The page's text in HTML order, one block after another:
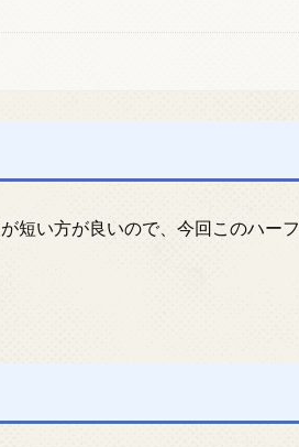
短い方が良いので、今回このハー